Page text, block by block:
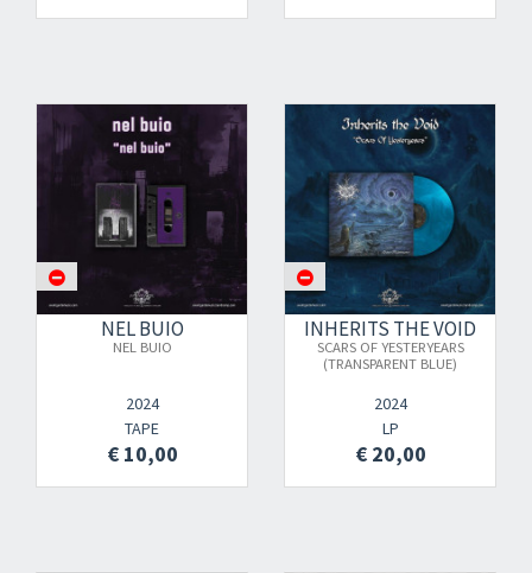
NEL BUIO
NEL BUIO
2024
TAPE
€ 10,00
INHERITS THE VOID
SCARS OF YESTERYEARS
(TRANSPARENT BLUE)
2024
LP
€ 20,00